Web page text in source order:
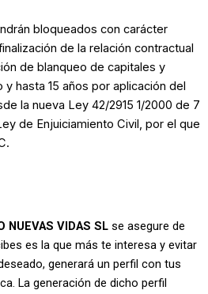
bloqueados con carácter
de la relación contractual
de blanqueo de capitales y
hasta 15 años por aplicación del
la nueva Ley 42/2915 1/2000 de 7
de Enjuiciamiento Civil, por el que
NUEVAS VIDAS SL se asegure de
es la que más te interesa y evitar
generará un perfil con tus
La generación de dicho perfil